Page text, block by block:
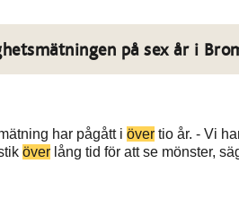
på sex år i
har pågått i över tio år. - Vi
över lång tid för att se mönster,